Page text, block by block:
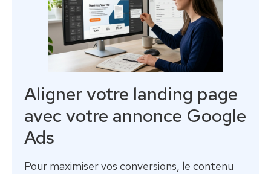
Aligner votre landing page
avec votre annonce Google
Ads
Pour maximiser vos conversions, le contenu